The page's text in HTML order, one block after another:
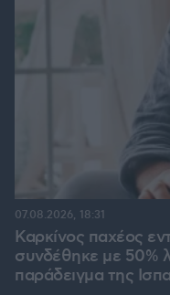
Καρκίνος παχέος
συνδέθηκε με 50%
παράδειγμα της
07.08.2026, 18:31